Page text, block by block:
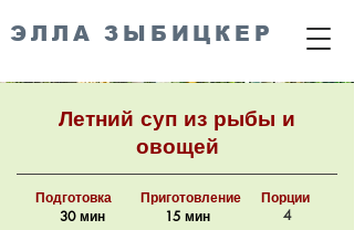
ЭЛЛА ЗЫБИЦКЕР
Летний суп из рыбы и
овощей
Подготовка
30 мин
Приготовление
15 мин
Порции
4